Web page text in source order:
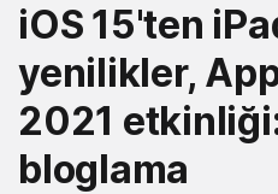
iOS 15'ten
yenilikler,
2021
bloglama